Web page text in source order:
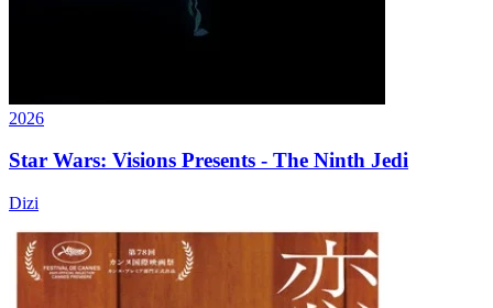
2026
Star Wars: Visions Presents - The Ninth Jedi
Dizi